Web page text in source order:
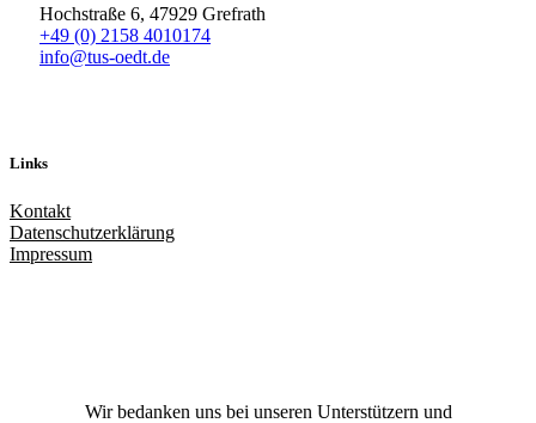
Hochstraße 6, 47929 Grefrath
+49 (0) 2158 4010174
info@tus-oedt.de
Links
Kontakt
Datenschutzerklärung
Impressum
Wir bedanken uns bei unseren Unterstützern und